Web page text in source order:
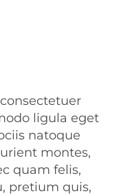
ligula eget
natoque
montes,
quam felis,
pretium quis,